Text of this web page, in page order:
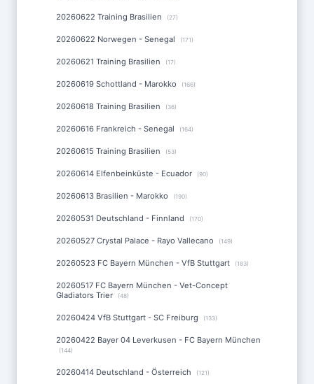
20260622 Training Brasilien (27)
20260622 Norwegen - Senegal (171)
20260621 Training Brasilien (17)
20260619 Schottland - Marokko (166)
20260618 Training Brasilien (36)
20260616 Frankreich - Senegal (164)
20260615 Training Brasilien (53)
20260614 Elfenbeinküste - Ecuador (90)
20260613 Brasilien - Marokko (190)
20260531 Deutschland - Finnland (170)
20260527 Crystal Palace - Rayo Vallecano (149)
20260523 FC Bayern München - VfB Stuttgart (183)
20260517 FC Bayern München - Vet-Concept
Gladiators Trier
(48)
20260424 VfB Stuttgart - SC Freiburg (133)
20260422 Bayer 04 Leverkusen - FC Bayern München
(144)
20260414 Deutschland - Österreich (121)